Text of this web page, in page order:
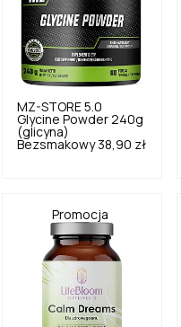
MZ-STORE 5.0
Glycine Powder 240g
(glicyna)
Bezsmakowy 38,90 zł
Promocja